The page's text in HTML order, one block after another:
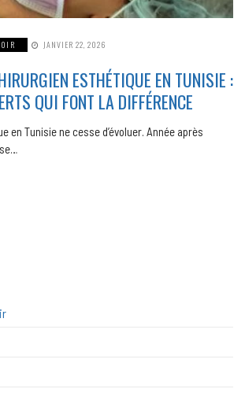
JANVIER 22, 2026
ESTHÉTIQUE EN TUNISIE :
QUI FONT LA DIFFÉRENCE
en Tunisie ne cesse d’évoluer. Année après